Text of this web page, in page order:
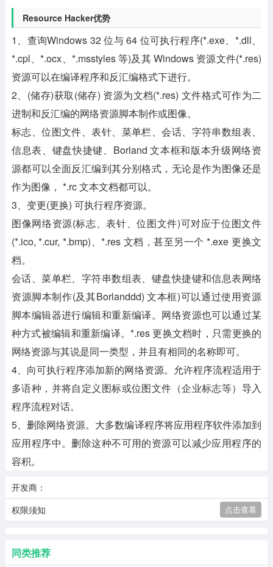
Resource Hacker优势
1、查询Windows 32 位与 64 位可执行程序(*.exe、*.dll、
*.cpl、*.ocx、*.msstyles 等)及其 Windows 资源文件(*.res)
资源可以在编译程序和反汇编格式下进行。
2、(储存)获取(储存) 资源为文档(*.res) 文件格式可作为二
进制和反汇编的网络资源脚本制作或图像。
标志、位图文件、表针、菜单栏、会话、字符串数组表、
信息表、键盘快捷键、Borland 文本框和版本升级网络资
源都可以全面反汇编到其分别格式，无论是作为图像还是
作为图像， *.rc 文本文档都可以。
3、变更(更换) 可执行程序资源。
图像网络资源(标志、表针、位图文件)可对应于位图文件
(*.ico, *.cur, *.bmp)、*.res 文档，甚至另一个 *.exe 更换文
档。
会话、菜单栏、字符串数组表、键盘快捷键和信息表网络
资源脚本制作(及其Borlanddd) 文本框)可以通过使用资源
脚本编辑器进行编辑和重新编译。网络资源也可以通过某
种方式被编辑和重新编译。*.res 更换文档时，只需更换的
网络资源与其说是同一类型，并且有相同的名称即可。
4、向可执行程序添加新的网络资源。允许程序流程适用于
多语种，并将自定义图标或位图文件（企业标志等）导入
程序流程对话。
5、删除网络资源。大多数编译程序将应用程序软件添加到
应用程序中。删除这种不可用的资源可以减少应用程序的
容积。
开发商：
权限须知
点击查看
同类推荐